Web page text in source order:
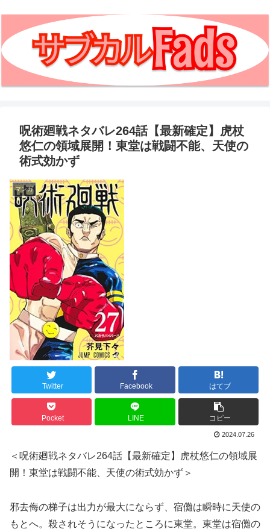
呪術廻戦ネタバレ264話【最新確定】虎杖
悠仁の領域展開！東堂は戦闘不能、天使の
術式効かず
マンガ
Twitter Facebook はてブ
Pocket LINE コピー
2024.07.26
＜呪術廻戦ネタバレ264話【最新確定】虎杖悠仁の領域展
開！東堂は戦闘不能、天使の術式効かず＞
邪去侮の梯子は出力が最大にならず、宿儺は瞬時に天使の
もとへ。殺されそうになったところに東堂。東堂は宿儺の